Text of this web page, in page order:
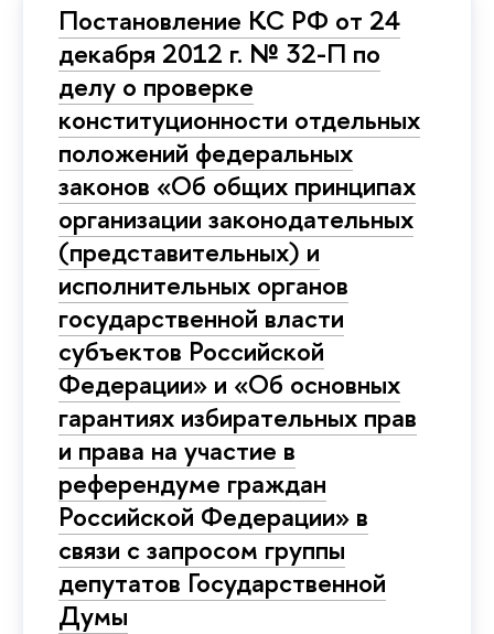
Постановление КС РФ от 24
декабря 2012 г. № 32-П по
делу о проверке
конституционности отдельных
положений федеральных
законов «Об общих принципах
организации законодательных
(представительных) и
исполнительных органов
государственной власти
субъектов Российской
Федерации» и «Об основных
гарантиях избирательных прав
и права на участие в
референдуме граждан
Российской Федерации» в
связи с запросом группы
депутатов Государственной
Думы